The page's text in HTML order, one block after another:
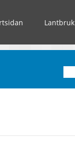
Lantbruk